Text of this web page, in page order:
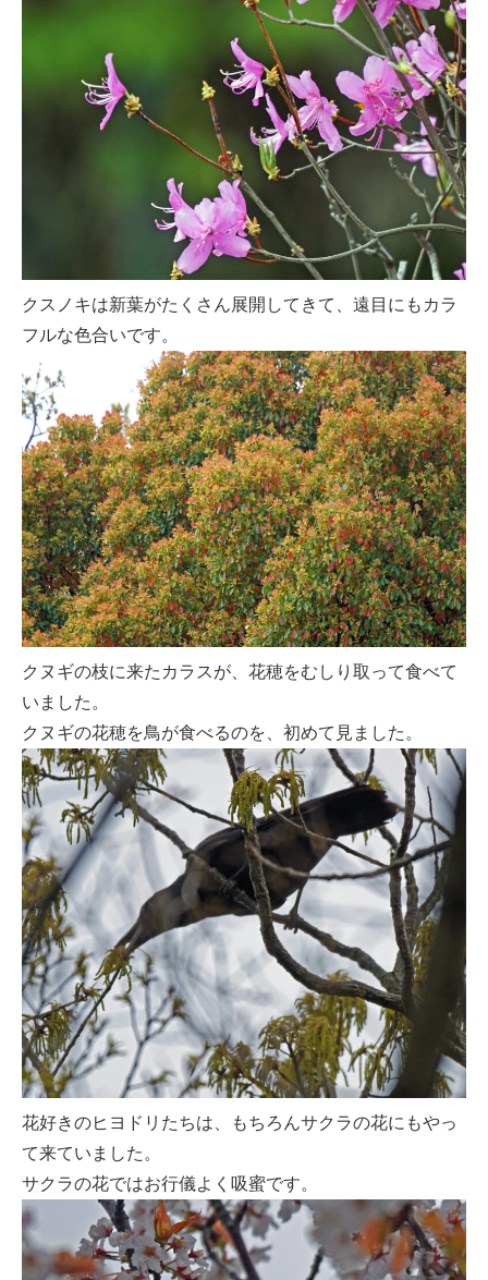
クスノキは新葉がたくさん展開してきて、遠目にもカラ
フルな色合いです。
クヌギの枝に来たカラスが、花穂をむしり取って食べて
いました。
クヌギの花穂を鳥が食べるのを、初めて見ました。
花好きのヒヨドリたちは、もちろんサクラの花にもやっ
て来ていました。
サクラの花ではお行儀よく吸蜜です。